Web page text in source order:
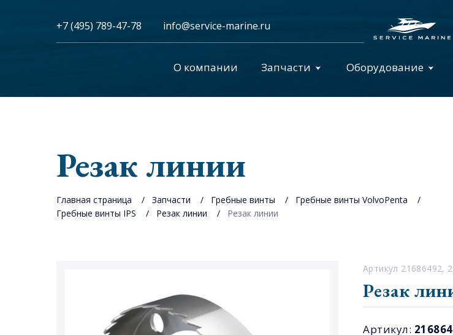
+7 (495) 789-47-78 info@service-marine.ru​​
О компании Запчасти Оборудование
Резак линии
Главная страница Запчасти Гребные винты
Гребные винты VolvoPenta
Гребные винты IPS
Резак линии Резак линии
Артикул 21686492,
Резак
Артикул: